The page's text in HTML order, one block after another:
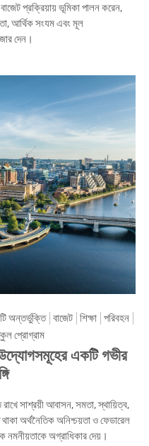
প্রক্রিয়ায় ভূমিকা পালন করেন,
আর্থিক সংযম এবং মূল
দেন।
অন্তর্ভুক্তি বাজেট শিক্ষা পরিবহন
প্রোগ্রাম
একটি গভীর
সাশ্রয়ী আবাসন, সমতা, স্থায়িত্ব,
অর্থনৈতিক অনিশ্চয়তা ও ফেডারেল
নমনীয়তাকে অগ্রাধিকার দেয়।